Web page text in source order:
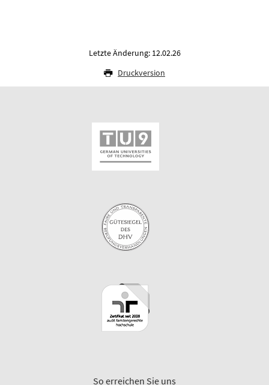
Letzte Änderung: 12.02.26
Druckversion
So erreichen Sie uns